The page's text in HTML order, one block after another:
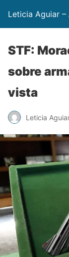
Leticia Aguiar –
STF:
sobre
vista
Leticia